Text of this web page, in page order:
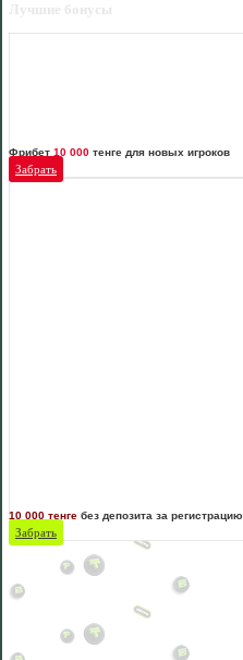
Лучшие бонусы
Фрибет 10 000 тенге для новых игроков
Забрать
10 000 тенге без депозита за регистрацию
Забрать